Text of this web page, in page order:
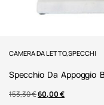
CAMERA DA LETTO,SPECCHI
Specchio Da Appoggio
153,30€60,00€